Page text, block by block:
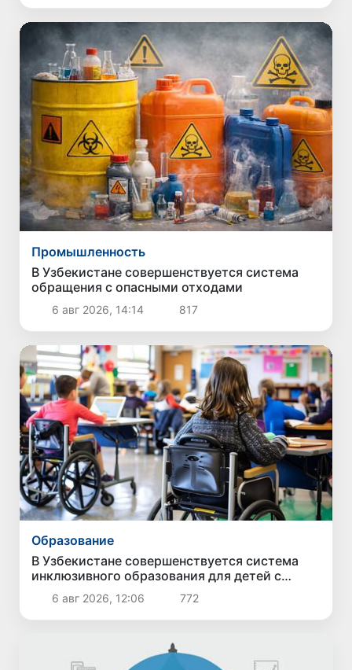
Промышленность
В Узбекистане совершенствуется система
обращения с опасными отходами
6 авг 2026, 14:14 817
Образование
В Узбекистане совершенствуется система
инклюзивного образования для детей с
особыми образовательными потребностями
6 авг 2026, 12:06 772